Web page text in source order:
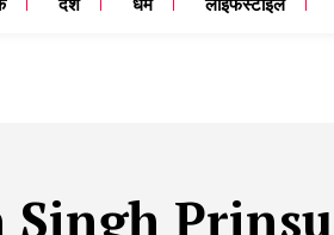
देश धर्म लाइफस्टाइल
Singh Prinsu